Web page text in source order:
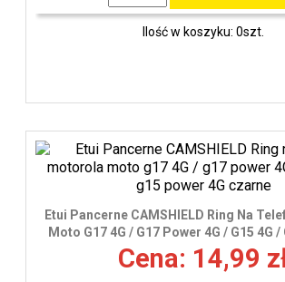
Ilość w koszyku: 0szt.
Etui Pancerne CAMSHIELD Ring Na
Moto G17 4G / G17 Power 4G / G15 4G /
Cena: 14,99